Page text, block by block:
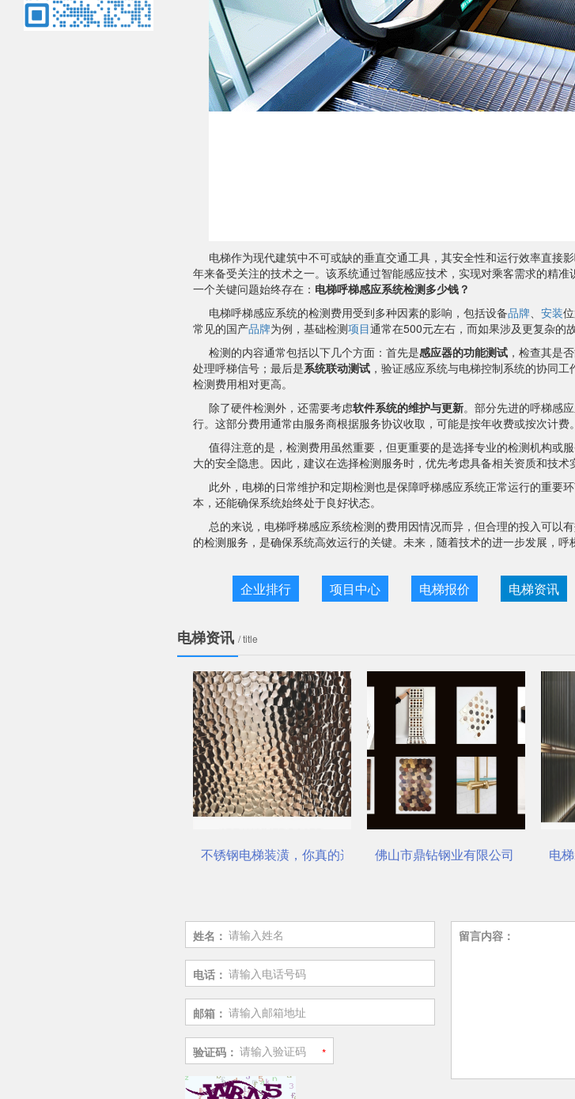
电梯作为现代建筑中不可或缺的垂直交通工具，其安全性和运行效率直接
年来备受关注的技术之一。该系统通过智能感应技术，实现对乘客需求的精
一个关键问题始终存在： 电梯呼梯感应系统检测多少钱？
电梯呼梯感应系统的检测费用受到多种因素的影响，包括设备品牌、 安装
常见的国产品牌为例，基础检测项目通常在500元左右，而如果涉及更复杂的
检测的内容通常包括以下几个方面：首先是感应器的功能测试 ，检查其是
处理呼梯信号；最后是系统联动测试 ，验证感应系统与电梯控制系统的协同
检测费用相对更高。
除了硬件检测外，还需要考虑软件系统的维护与更新。部分先进的呼梯感
行。这部分费用通常由服务商根据服务协议收取，可能是按年收费或按次计费。
值得注意的是，检测费用虽然重要，但更重要的是选择专业的检测机构或
大的安全隐患。因此，建议在选择检测服务时，优先考虑具备相关资质和技术
此外，电梯的日常维护和定期检测也是保障呼梯感应系统正常运行的重要
本，还能确保系统始终处于良好状态。
总的来说，电梯呼梯感应系统检测的费用因情况而异，但合理的投入可以
的检测服务，是确保系统高效运行的关键。未来，随着技术的进一步发展，
企业排行 项目中心 电梯报价 电梯资讯
电梯资讯 / title
不锈钢电梯装潢，你真的选对了吗？佛山市鼎钻钢业有限公司，一站式
电
姓名：
电话：
邮箱：
验证码：
留言内容：